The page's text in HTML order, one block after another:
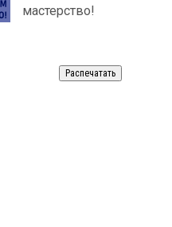
мастерство!